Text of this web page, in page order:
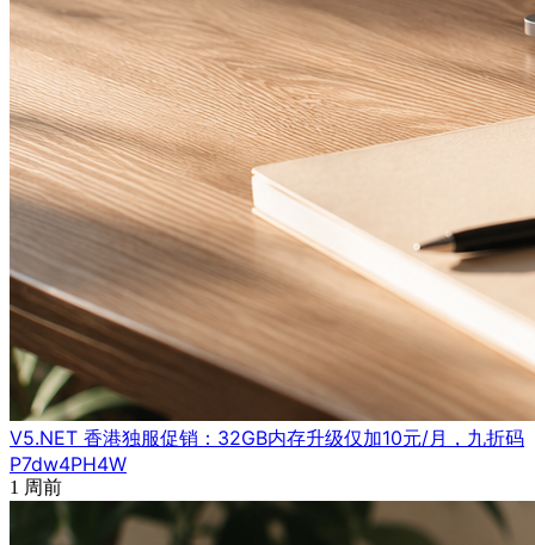
V5.NET 香港独服促销：32GB内存升级仅加10元/月，九折码
P7dw4PH4W
1 周前